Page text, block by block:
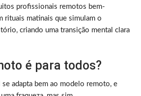
profissionais remotos bem-
rituais matinais que simulam o
criando uma transição mental clara
é para todos?
adapta bem ao modelo remoto, e